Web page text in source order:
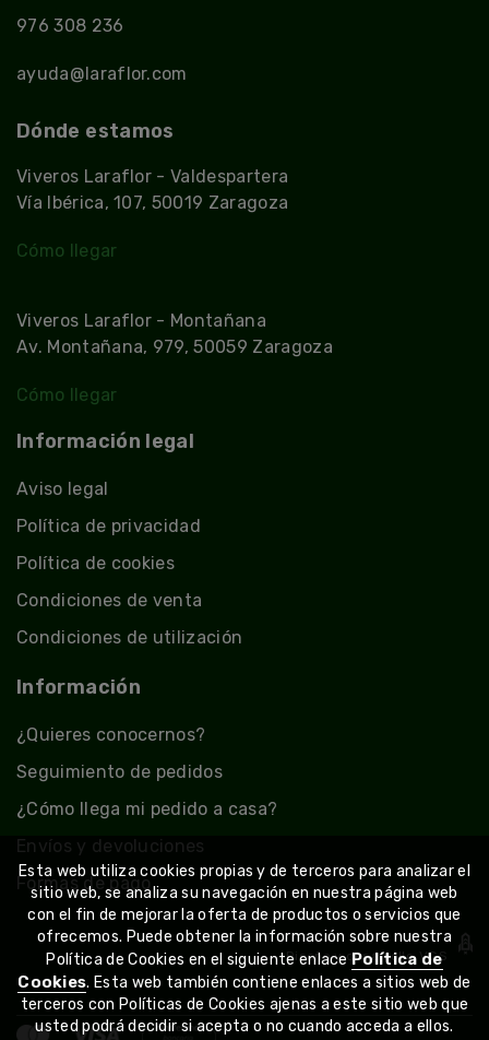
976 308 236
ayuda@laraflor.com
Dónde estamos
Viveros Laraflor - Valdespartera
Vía Ibérica, 107, 50019 Zaragoza
Cómo llegar
Viveros Laraflor - Montañana
Av. Montañana, 979, 50059 Zaragoza
Cómo llegar
Información legal
Aviso legal
Política de privacidad
Política de cookies
Condiciones de venta
Condiciones de utilización
Información
¿Quieres conocernos?
Seguimiento de pedidos
¿Cómo llega mi pedido a casa?
Envíos y devoluciones
Formas de pago
Esta web utiliza cookies propias y de terceros para analizar el
sitio web, se analiza su navegación en nuestra página web
con el fin de mejorar la oferta de productos o servicios que
ofrecemos. Puede obtener la información sobre nuestra
Política de Cookies en el siguiente enlace Política de
Cookies. Esta web también contiene enlaces a sitios web de
terceros con Políticas de Cookies ajenas a este sitio web que
usted podrá decidir si acepta o no cuando acceda a ellos.
Diseño y desarrollo VGS